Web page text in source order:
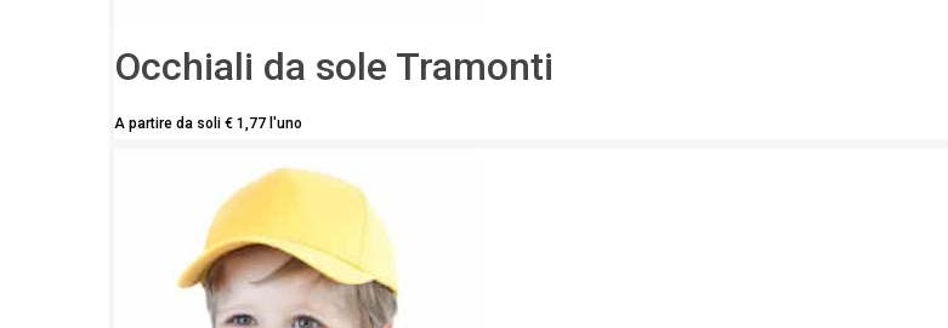
Occhiali da sole Tramonti
A partire da soli € 1,77 l'uno